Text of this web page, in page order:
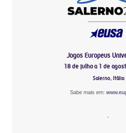
Jogos Europeus
18 de julho a 1 de
Salerno, Itália
Sabe mais em:
-